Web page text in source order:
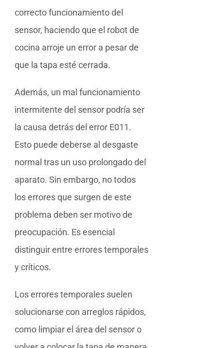
correcto funcionamiento del
sensor, haciendo que el robot de
cocina arroje un error a pesar de
que la tapa esté cerrada.
Además, un mal funcionamiento
intermitente del sensor podría ser
la causa detrás del error E011.
Esto puede deberse al desgaste
normal tras un uso prolongado del
aparato. Sin embargo, no todos
los errores que surgen de este
problema deben ser motivo de
preocupación. Es esencial
distinguir entre errores temporales
y críticos.
Los errores temporales suelen
solucionarse con arreglos rápidos,
como limpiar el área del sensor o